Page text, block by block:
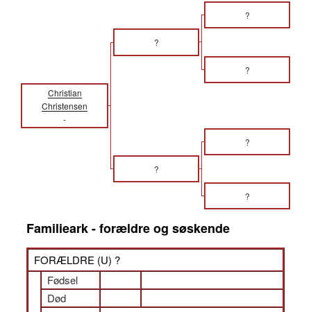
?
?
?
Christian
Christensen
-
?
?
?
Familieark - forældre og søskende
FORÆLDRE (U) ?
Fødsel
Død